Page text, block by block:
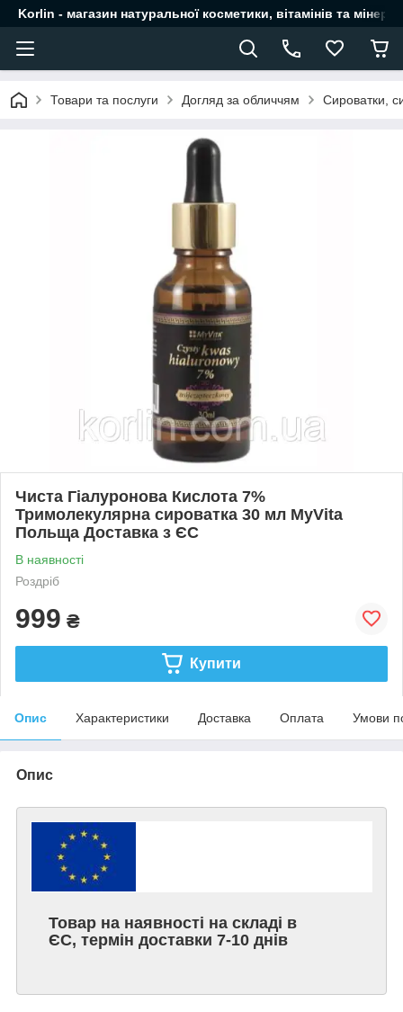
Korlin - магазин натуральної косметики, вітамінів та
Товари та послуги Догляд за обличчям Сироватки,
Чиста Гіалуронова Кислота 7%
Тримолекулярна сироватка 30 мл MyVita
Польща Доставка з ЄС
В наявності
Роздріб
999 ₴
Купити
Опис Характеристики Доставка Оплата Умови
Опис
Товар на наявності на складі в
ЄС, термін доставки 7-10 днів